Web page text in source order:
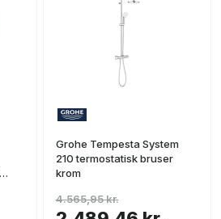
Grohe Tempesta System
210 termostatisk bruser
krom
4.565,95 kr.